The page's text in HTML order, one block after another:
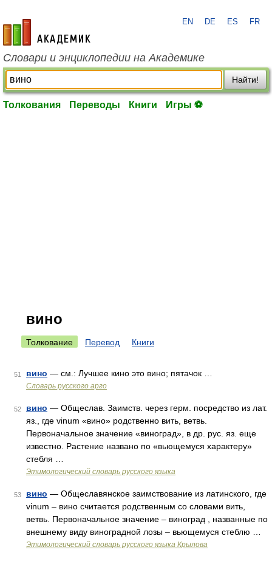
academic.ru
EN DE ES FR
Словари и энциклопедии на Академике
Найти!
Толкования Переводы Книги Игры ⚽
вино
Толкование Перевод Книги
51 вино — см.: Лучшее кино это вино; пятачок …
Словарь русского арго
52 вино — Общеслав. Заимств. через герм. посредство из лат.
яз., где vinum «вино» родственно вить, ветвь.
Первоначальное значение «виноград», в др. рус. яз. еще
известно. Растение названо по «вьющемуся характеру»
стебля …
Этимологический словарь русского языка
53 вино — Общеславянское заимствование из латинского, где
vinum – вино считается родственным со словами вить,
ветвь. Первоначальное значение – виноград , названные по
внешнему виду виноградной лозы – вьющемуся стеблю …
Этимологический словарь русского языка Крылова